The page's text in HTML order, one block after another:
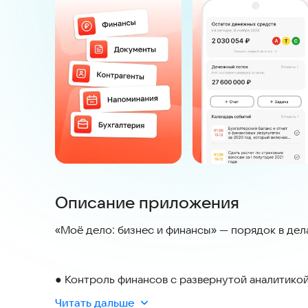
Описание приложения
«Моё дело: бизнес и финансы» — порядок в
● Контроль финансов с развернутой
● Создание счетов и актов за пару кликов
Читать дальше